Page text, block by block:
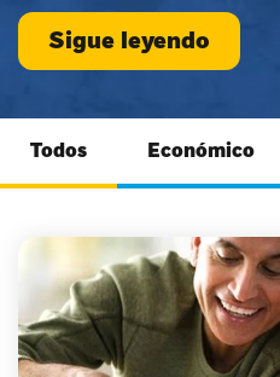
Sigue leyendo
Todos Económico